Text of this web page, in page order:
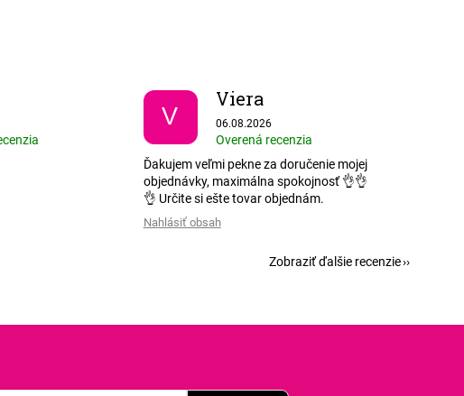
obchodu je 5 z 5 hviezdičiek.V
Viera
Hodnotenie obchodu je 5 z 5 hviezdičiek.
06.08.2026
Overená recenzia
Ďakujem veľmi pekne za doručenie mojej
objednávky, maximálna spokojnosť 👌👌
👌 Určite si ešte tovar objednám.
Nahlásiť obsah
Zobraziť ďalšie recenzie